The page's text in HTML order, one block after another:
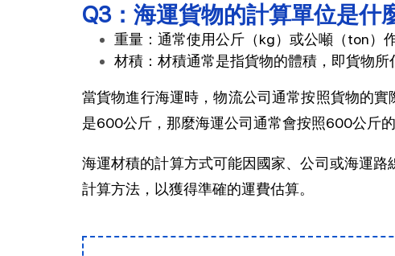
Q3：海運貨物的計算單位是什
重量：通常使用公斤（kg）或公噸（ton）
材積：材積通常是指貨物的體積，即貨物所
當貨物進行海運時，物流公司通常按照貨物的
是600公斤，那麼海運公司通常會按照600公斤的
海運材積的計算方式可能因國家、公司或海運
計算方法，以獲得準確的運費估算。